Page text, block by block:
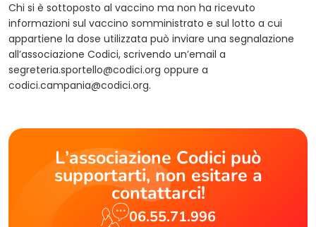
Chi si è sottoposto al vaccino ma non ha ricevuto
informazioni sul vaccino somministrato e sul lotto a cui
appartiene la dose utilizzata può inviare una segnalazione
all’associazione Codici, scrivendo un’email a
segreteria.sportello@codici.org oppure a
codici.campania@codici.org.
L’associazione Codici può
supportarti, non esitare a
contattarci!
06.55.71.996